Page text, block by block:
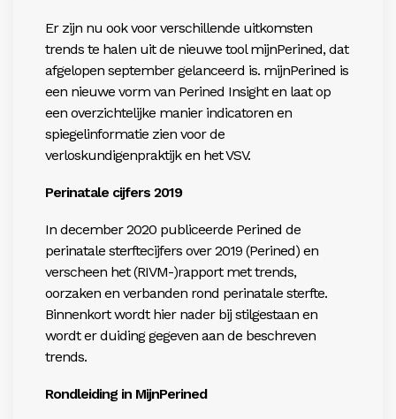
Er zijn nu ook voor verschillende uitkomsten
trends te halen uit de nieuwe tool mijnPerined, dat
afgelopen september gelanceerd is. mijnPerined is
een nieuwe vorm van Perined Insight en laat op
een overzichtelijke manier indicatoren en
spiegelinformatie zien voor de
verloskundigenpraktijk en het VSV.
Perinatale cijfers 2019
In december 2020 publiceerde Perined de
perinatale sterftecijfers over 2019 (Perined) en
verscheen het (RIVM-)rapport met trends,
oorzaken en verbanden rond perinatale sterfte.
Binnenkort wordt hier nader bij stilgestaan en
wordt er duiding gegeven aan de beschreven
trends.
Rondleiding in MijnPerined